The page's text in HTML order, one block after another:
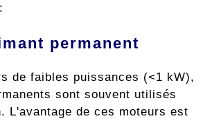
permanent
de faibles puissances (<1 kW),
sont souvent utilisés
L'avantage de ces moteurs est